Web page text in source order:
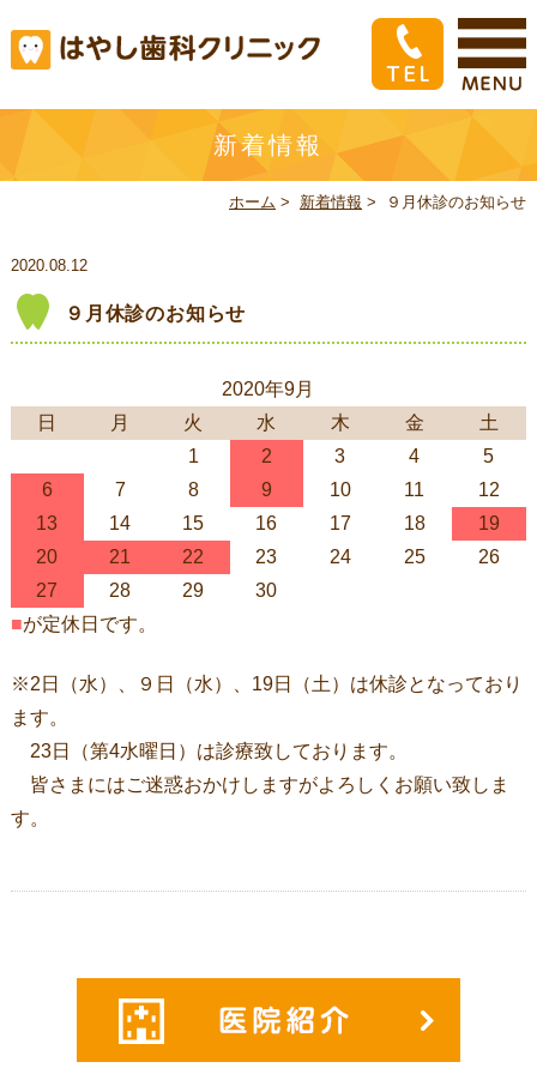
新着情報
ホーム > 新着情報 > ９月休診のお知らせ
2020.08.12
９月休診のお知らせ
2020年9月
日
月 火 水 木 金
土
1
2 3 4
5
6
7 8 9 10 11
12
13
14 15 16 17 18
19
20
21 22 23 24 25
26
27
28 29
30
■が定休日です。
※2日（水）、９日（水）、19日（土）は休診となっており
ます。
23日（第4水曜日）は診療致しております。
皆さまにはご迷惑おかけしますがよろしくお願い致しま
す。